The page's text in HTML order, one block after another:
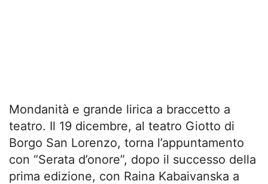
Mondanità e grande lirica a braccetto a
teatro. Il 19 dicembre, al teatro Giotto di
Borgo San Lorenzo, torna l’appuntamento
con “Serata d’onore”, dopo il successo della
prima edizione, con Raina Kabaivanska a